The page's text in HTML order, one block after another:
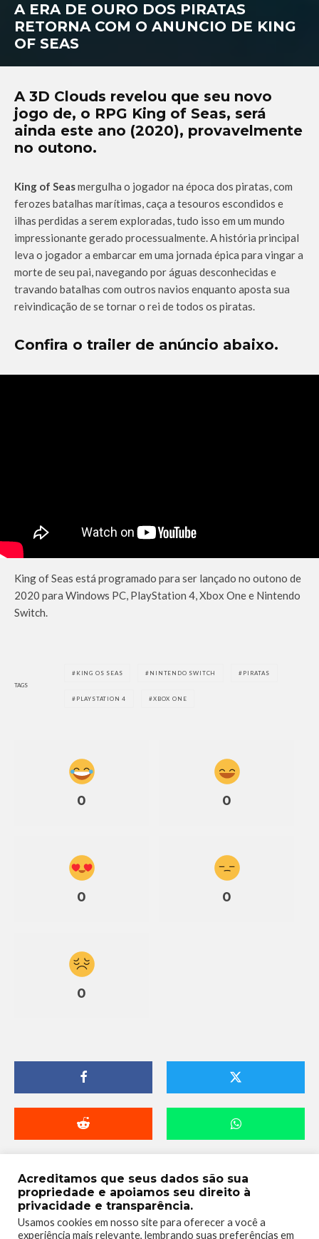
A ERA DE OURO DOS PIRATAS
RETORNA COM O ANUNCIO DE KING
OF SEAS
A 3D Clouds revelou que seu novo
jogo de, o RPG King of Seas, será
ainda este ano (2020), provavelmente
no outono.
King of Seasmergulha o jogador na época dos piratas, com
ferozes batalhas marítimas, caça a tesouros escondidos e
ilhas perdidas a serem exploradas, tudo isso em um mundo
impressionante gerado processualmente. A história principal
leva o jogador a embarcar em uma jornada épica para vingar a
morte de seu pai, navegando por águas desconhecidas e
travando batalhas com outros navios enquanto aposta sua
reivindicação de se tornar o rei de todos os piratas.
Confira o trailer de anúncio abaixo.
King of Seas está programado para ser lançado no outono de
2020 para Windows PC, PlayStation 4, Xbox One e Nintendo
Switch.
TAGS
KING OS SEAS NINTENDO SWITCH PIRATAS
PLAYSTATION 4 XBOX ONE
0 0
0 0
0
Acreditamos que seus dados são sua
propriedade e apoiamos seu direito à
privacidade e transparência.
Usamos cookies em nosso site para oferecer a você a
experiência mais relevante, lembrando suas preferências em